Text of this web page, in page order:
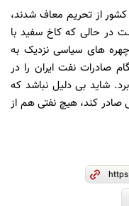
از تحریم معاف شدند،
در حالی که کاخ سفید با
چهره های سیاسی نزدیک به
صادرات نفت ایران را در
شاید بی دلیل نباشد که
صادر کند، هیچ نفتی هم از